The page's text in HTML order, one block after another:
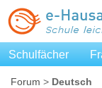
Schulfächer
Forum > Deutsch